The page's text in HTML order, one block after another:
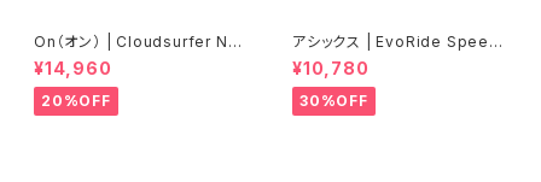
On（オン） | Cloudsurfer Nex
t | White/White | Men
¥14,960
20%OFF
アシックス | EvoRide Speed
3 WIDE | CITRON/JASPER
GREEN | Men
¥10,780
30%OFF